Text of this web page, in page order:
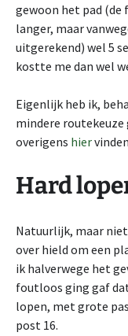
gewoon het pad (de
langer, maar
uitgerekend) wel 5
kostte me dan wel
Eigenlijk heb ik,
mindere routekeuze
overigens hier
Hard
Natuurlijk, maar
over hield om een
ik halverwege het
foutloos ging gaf
lopen, met grote
post 16.